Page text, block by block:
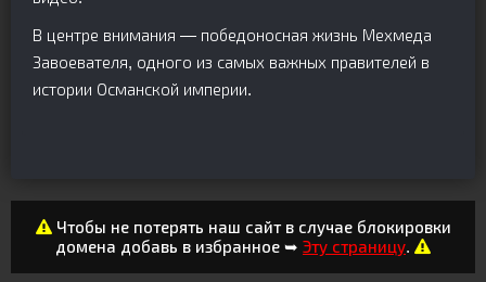
В центре внимания — победоносная жизнь Мехмеда
Завоевателя, одного из самых важных правителей в
истории Османской империи.
Чтобы не потерять наш сайт в случае блокировки
домена добавь в избранное ➥ Эту страницу.